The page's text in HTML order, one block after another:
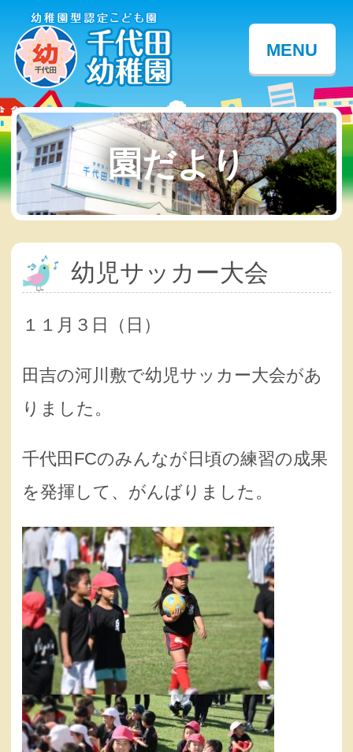
MENU
園だより
幼児サッカー大会
１１月３日（日）
田吉の河川敷で幼児サッカー大会があ
りました。
千代田FCのみんなが日頃の練習の成果
を発揮して、がんばりました。